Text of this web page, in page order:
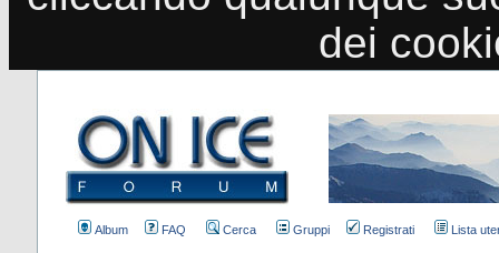
dei
Album FAQ Cerca Gruppi Registrati Lista